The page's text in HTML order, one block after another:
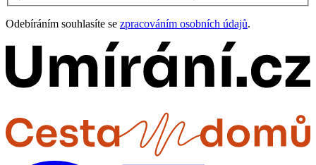
Odebíráním souhlasíte se zpracováním osobních údajů.